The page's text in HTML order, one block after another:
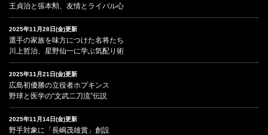
王貞治と張本勲、友情とライバル心
2025年11月28日(金)更新
選手の家族を味方につけた名将たち
川上哲治、星野仙一に学ぶ気配り術
2025年11月21日(金)更新
広島初優勝の立役者ホプキンス
野球と医学の“文武二刀流”伝説
2025年11月14日(金)更新
野手対象に「長嶋茂雄賞」創設